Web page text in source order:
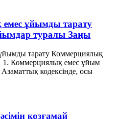
ұйымды тарату
туралы Заңы
тарату Коммерциялық
Коммерциялық емес ұйым
кодексiнде, осы
қозғамай